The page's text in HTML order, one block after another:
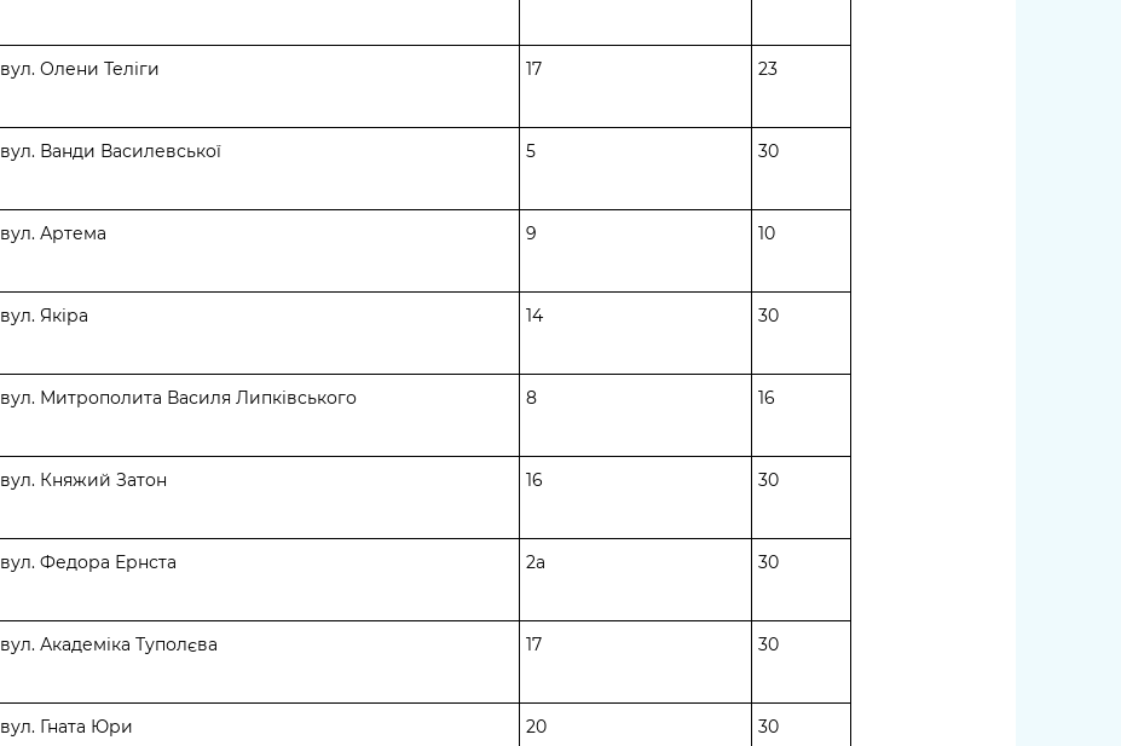
вул. Олени Теліги 17 23
вул. Ванди Василевської 5 30
вул. Артема 9 10
вул. Якіра 14 30
вул. Митрополита Василя Липківського 8 16
вул. Княжий Затон 16 30
вул. Федора Ернста 2а 30
вул. Академіка Туполєва 17 30
вул. Гната Юри 20 30